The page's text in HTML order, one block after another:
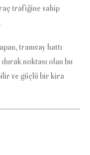
trafiğine sahip
tramvay hattı
noktası olan bu
ve güçlü bir kira